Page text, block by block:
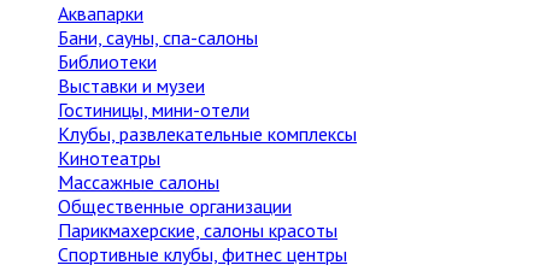
Аквапарки
Бани, сауны, спа-салоны
Библиотеки
Выставки и музеи
Гостиницы, мини-отели
Клубы, развлекательные комплексы
Кинотеатры
Массажные салоны
Общественные организации
Парикмахерские, салоны красоты
Спортивные клубы, фитнес центры